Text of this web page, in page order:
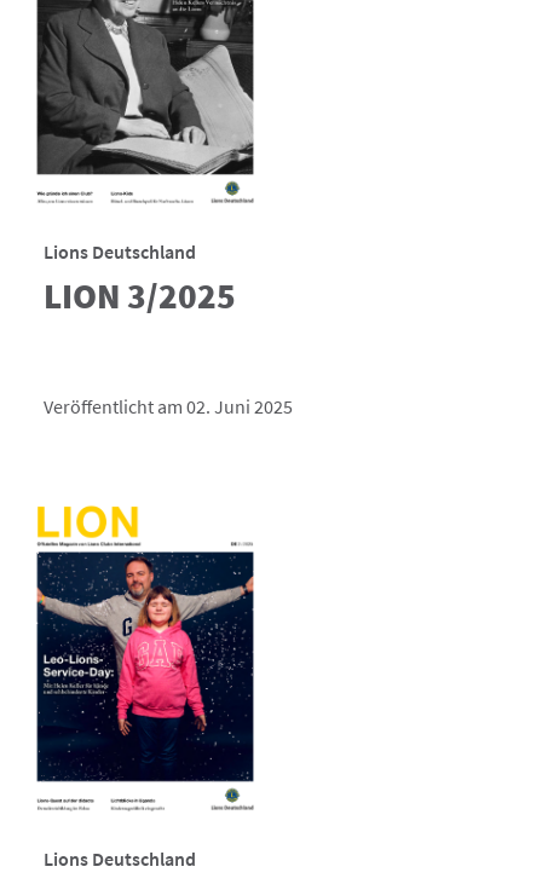
Lions Deutschland
LION 3/2025
Veröffentlicht am 02. Juni 2025
Lions Deutschland